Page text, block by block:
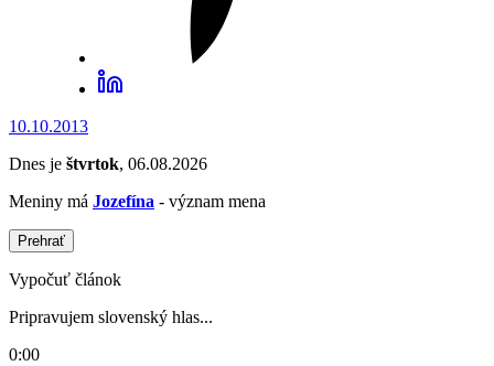
10.10.2013
Dnes je štvrtok, 06.08.2026
Meniny má Jozefína - význam mena
Prehrať
Vypočuť článok
Pripravujem slovenský hlas...
0:00